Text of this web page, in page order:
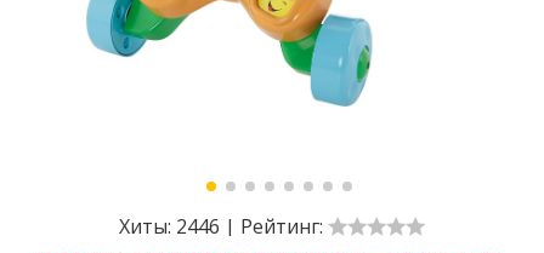
Хиты: 2446 | Рейтинг: